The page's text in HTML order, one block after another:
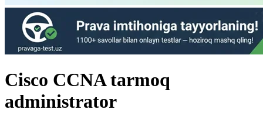
Cisco CCNA tarmoq
administrator